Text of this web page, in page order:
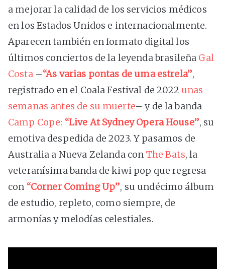
a mejorar la calidad de los servicios médicos
en los Estados Unidos e internacionalmente.
Aparecen también en formato digital los
últimos conciertos de la leyenda brasileña Gal
Costa–“As varias pontas de uma estrela”,
registrado en el Coala Festival de 2022 unas
semanas antes de su muerte– y de la banda
Camp Cope: “Live At Sydney Opera House”, su
emotiva despedida de 2023. Y pasamos de
Australia a Nueva Zelanda con The Bats, la
veteranísima banda de kiwi pop que regresa
con “Corner Coming Up”, su undécimo álbum
de estudio, repleto, como siempre, de
armonías y melodías celestiales.